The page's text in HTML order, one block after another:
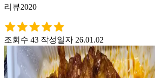
리뷰2020
조회수 43 작성일자 26.01.02